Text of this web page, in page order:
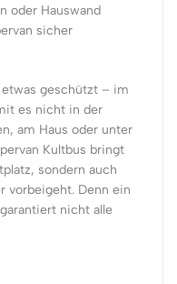
oder Hauswand
sicher
etwas geschützt – im
es nicht in der
am Haus oder unter
Kultbus bringt
sondern auch
vorbeigeht. Denn ein
nicht alle